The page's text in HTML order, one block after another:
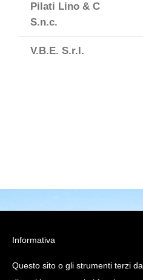
Pilati Lino & C
S.n.c.
V.B.E. S.r.l.
Associazione Piccoli
Piazza della
Informativa
Questo sito o gli strumenti terzi